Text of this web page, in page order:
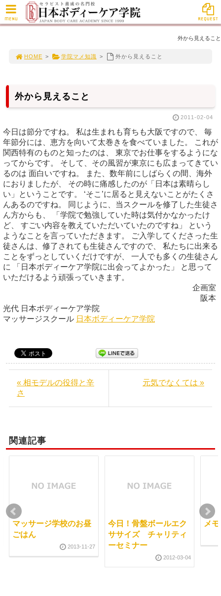
外から見えること
HOME > 学院マメ知識 > 外から見えること
外から見えること
2011-02-04
今日は節分ですね。 私は生まれも育ちも大阪ですので、 毎
年節分には、恵方を向いて太巻きを食べていました。 これが
関西特有のものと知ったのは、 東京でお仕事をするようにな
ってからです。 そして、その風習が東京にも広まってきてい
るのは 面白いですね。 また、数年前にしばらくの間、海外
におりましたが、 その時に痛感したのが「日本は素晴らし
い」ということです。 ‘そこ’に居ると見えないことがたくさ
んあるのですね。 同じように、当スクールを修了した生徒さ
ん方からも、 「学院で勉強していた時は気付かなかったけ
ど、 すごい内容を教えていただいていたのですね」 という
ようなことを言っていただきます。 ご入学してくださった生
徒さんは、修了されても生徒さんですので、 私たちに出来る
ことをずっとしていくだけですが、 一人でも多くの生徒さん
に 「日本ボディーケア学院に出会ってよかった」 と思って
いただけるよう頑張っていきます。
企画室
阪本
光代 日本ボディーケア学院
マッサージスクール 日本ボディーケア学院
« 相モデルの役得と辛
さ
元気でなくては »
関連記事
マッサージ学校のお昼
ごはん
2013-11-27
今日！骨盤ボールエク
ササイズ チャリティ
ーセミナー
2012-03-04
メ
MENU REQUEST